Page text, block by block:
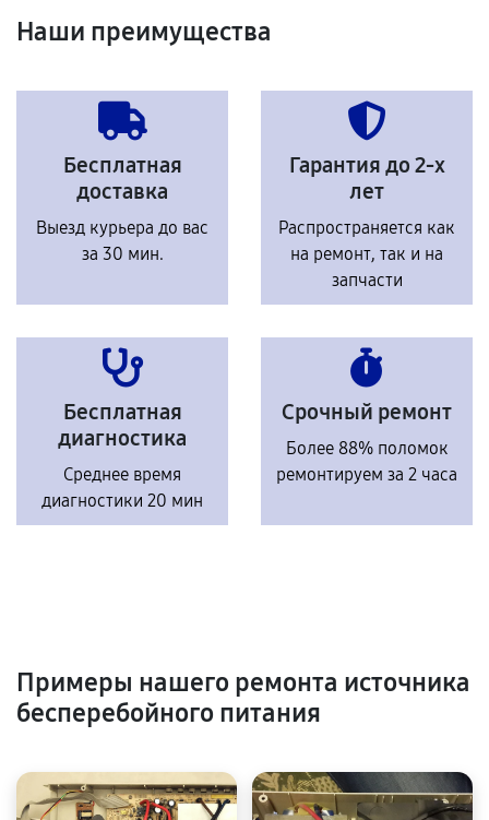
Наши преимущества
Бесплатная
доставка
Выезд курьера до вас
за 30 мин.
Гарантия до 2-х
лет
Распространяется как
на ремонт, так и на
запчасти
Бесплатная
диагностика
Среднее время
диагностики 20 мин
Срочный ремонт
Более 88% поломок
ремонтируем за 2 часа
Примеры нашего ремонта источника
бесперебойного питания